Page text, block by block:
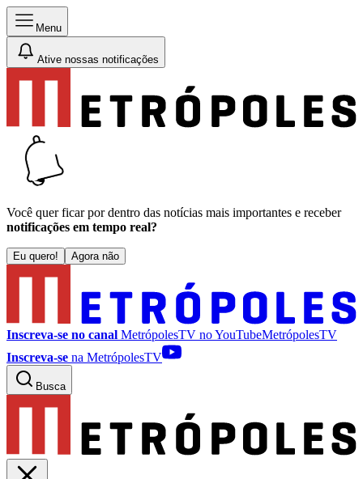
Menu
Ative nossas notificações
Você quer ficar por dentro das notícias mais importantes e receber
notificações em tempo real?
Eu quero! Agora não
Inscreva-se no canal MetrópolesTV noYouTubeMetrópolesTV
Inscreva-se na MetrópolesTV
Busca